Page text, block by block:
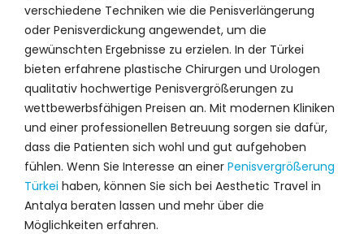
verschiedene Techniken wie die Penisverlängerung
oder Penisverdickung angewendet, um die
gewünschten Ergebnisse zu erzielen. In der Türkei
bieten erfahrene plastische Chirurgen und Urologen
qualitativ hochwertige Penisvergrößerungen zu
wettbewerbsfähigen Preisen an. Mit modernen Kliniken
und einer professionellen Betreuung sorgen sie dafür,
dass die Patienten sich wohl und gut aufgehoben
fühlen. Wenn Sie Interesse an einer Penisvergrößerung
Türkei haben, können Sie sich bei Aesthetic Travel in
Antalya beraten lassen und mehr über die
Möglichkeiten erfahren.